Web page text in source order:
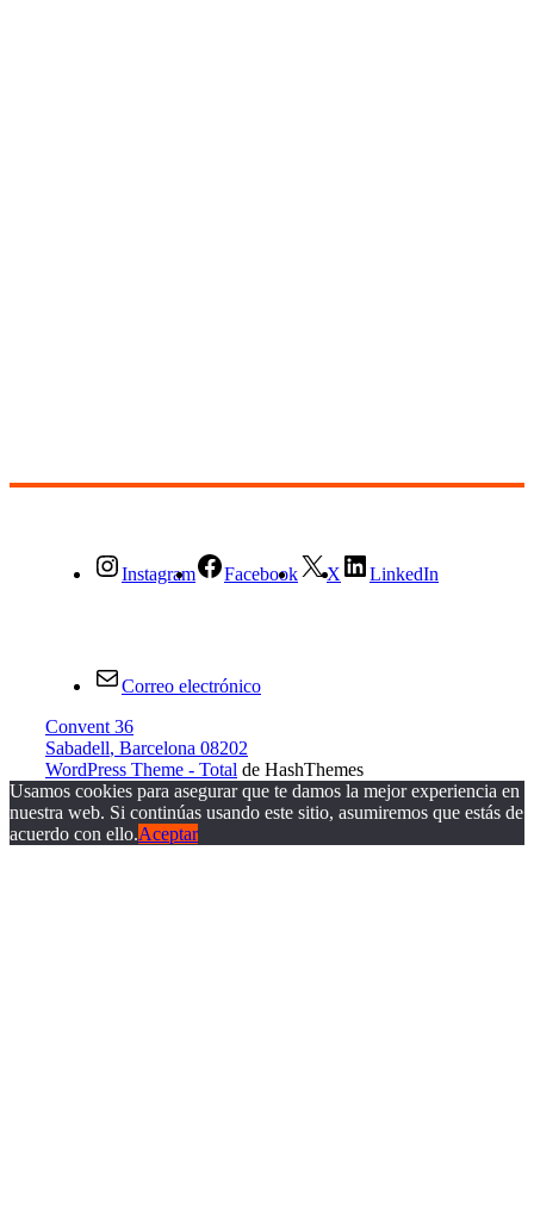
Instagram Facebook X LinkedIn
Correo electrónico
Convent 36
Sabadell, Barcelona 08202
WordPress Theme - Total de HashThemes
Usamos cookies para asegurar que te damos la mejor experiencia en
nuestra web. Si continúas usando este sitio, asumiremos que estás de
acuerdo con ello.Aceptar